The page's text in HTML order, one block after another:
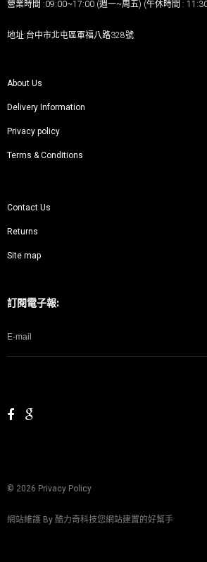
營業時間 :09:00~17:00 (週一~周五) (午休時間 :
地址:台中市北屯區軍福八路328號
About Us
Delivery Information
Privacy policy
Terms & Conditions
Contact Us
Returns
Site map
訂閱電子報:
© 2026 Privacy Policy
網站維護 By 酷力奇科技您網站建置的好幫手